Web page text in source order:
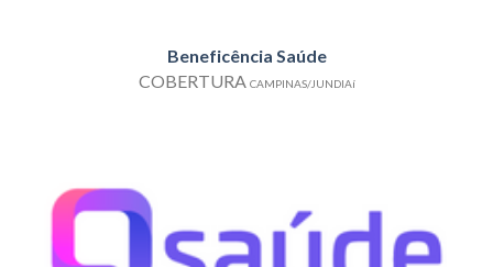
Beneficência Saúde
COBERTURA CAMPINAS/JUNDIAí